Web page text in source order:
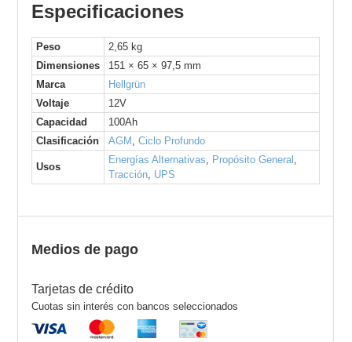
Especificaciones
Peso
2,65 kg
Dimensiones
151 × 65 × 97,5 mm
Marca
Hellgrün
Voltaje
12V
Capacidad
100Ah
Clasificación
AGM , Ciclo Profundo
Usos
Energías Alternativas, Propósito General ,
Tracción, UPS
Medios de pago
Tarjetas de crédito
Cuotas sin interés con bancos seleccionados